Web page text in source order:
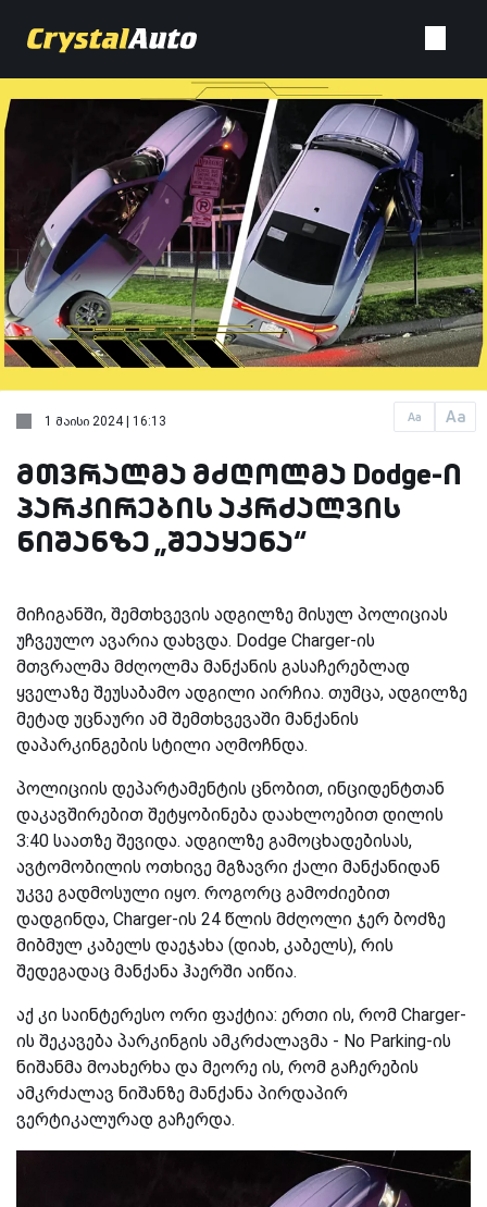
Aa Aa
1 მაისი 2024 | 16:13
მთვრალმა მძღოლმა Dodge-ი
პარკირების აკრძალვის
ნიშანზე „შეაყენა“
მიჩიგანში, შემთხვევის ადგილზე მისულ პოლიციას
უჩვეულო ავარია დახვდა. Dodge Charger-ის
მთვრალმა მძღოლმა მანქანის გასაჩერებლად
ყველაზე შეუსაბამო ადგილი აირჩია. თუმცა, ადგილზე
მეტად უცნაური ამ შემთხვევაში მანქანის
დაპარკინგების სტილი აღმოჩნდა.
პოლიციის დეპარტამენტის ცნობით, ინციდენტთან
დაკავშირებით შეტყობინება დაახლოებით დილის
3:40 საათზე შევიდა. ადგილზე გამოცხადებისას,
ავტომობილის ოთხივე მგზავრი ქალი მანქანიდან
უკვე გადმოსული იყო. როგორც გამოძიებით
დადგინდა, Charger-ის 24 წლის მძღოლი ჯერ ბოძზე
მიბმულ კაბელს დაეჯახა (დიახ, კაბელს), რის
შედეგადაც მანქანა ჰაერში აიწია.
აქ კი საინტერესო ორი ფაქტია: ერთი ის, რომ Charger-
ის შეკავება პარკინგის ამკრძალავმა - No Parking-ის
ნიშანმა მოახერხა და მეორე ის, რომ გაჩერების
ამკრძალავ ნიშანზე მანქანა პირდაპირ
ვერტიკალურად გაჩერდა.